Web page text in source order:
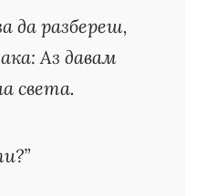
да разбереш,
Аз давам
света.